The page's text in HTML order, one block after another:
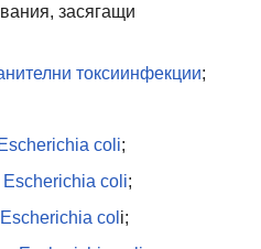
засягащи
токсиинфекции;
coli;
Escherichia coli;
col i;